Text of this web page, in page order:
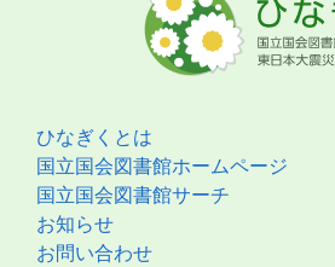
ひなぎくとは
国立国会図書館ホームページ
国立国会図書館サーチ
お知らせ
お問い合わせ